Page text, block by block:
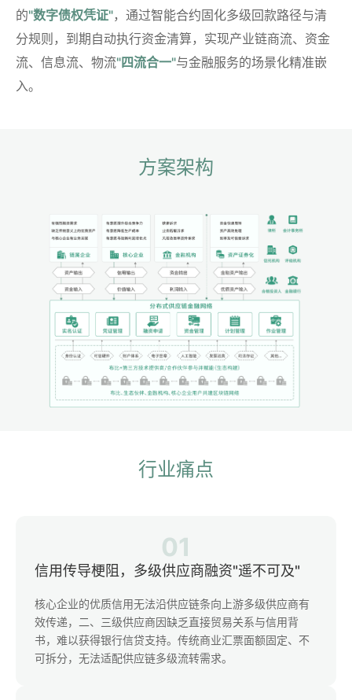
的"数字债权凭证"，通过智能合约固化多级回款路径与清
分规则，到期自动执行资金清算，实现产业链商流、资金
流、信息流、物流"四流合一"与金融服务的场景化精准嵌
入。
方案架构
行业痛点
01
信用传导梗阻，多级供应商融资"遥不可及"
核心企业的优质信用无法沿供应链条向上游多级供应商有
效传递，二、三级供应商因缺乏直接贸易关系与信用背
书，难以获得银行信贷支持。传统商业汇票面额固定、不
可拆分，无法适配供应链多级流转需求。